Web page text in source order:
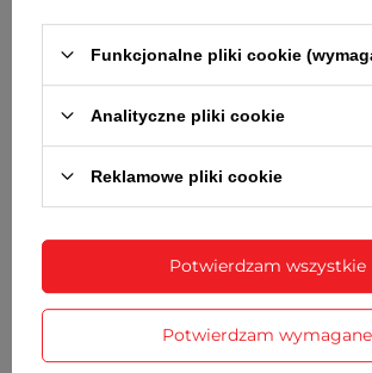
BATERIA
konieczności wymiany baterii - 3 lata
SZEROKOŚĆ KOPERTY
GRUBOŚĆ KOPERTY
14,5 mm
Funkcjonalne pliki cookie
Analityczne pliki cookie
Reklamowe pliki cookie
Potwierdzam wymagane
Potwierdzam wszystkie